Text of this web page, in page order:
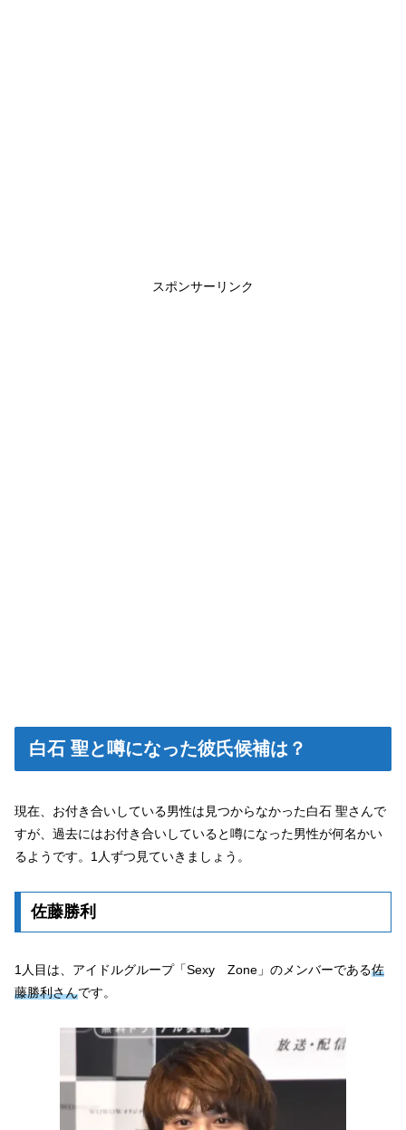
スポンサーリンク
白石 聖と噂になった彼氏候補は？
現在、お付き合いしている男性は見つからなかった白石 聖さんで
すが、過去にはお付き合いしていると噂になった男性が何名かい
るようです。1人ずつ見ていきましょう。
佐藤勝利
1人目は、アイドルグループ「Sexy Zone」のメンバーである佐
藤勝利さんです。